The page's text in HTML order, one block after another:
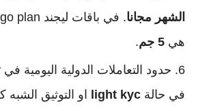
الشهر مجانا
هي 5 جم .
حدود التعاملات الدولية اليومية في
في حالة light kyc